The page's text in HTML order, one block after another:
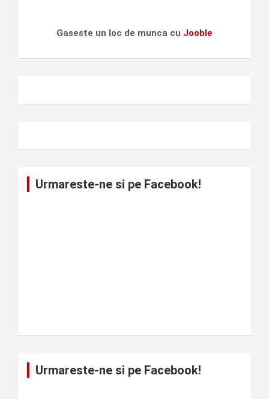
Gaseste un loc de munca cu Jooble
Urmareste-ne si pe Facebook!
Urmareste-ne si pe Facebook!